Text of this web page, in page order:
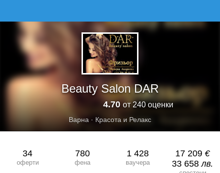
Beauty Salon DAR
4.70от 240 оценки
Варна · Красота и Релакс
34
оферти
780
фена
1 428
ваучера
17 209 €
33 658лв.